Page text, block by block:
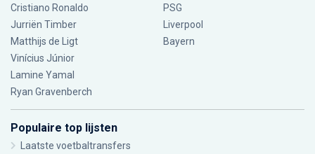
Cristiano Ronaldo
Jurriën Timber
Matthijs de Ligt
Vinícius Júnior
Lamine Yamal
Ryan Gravenberch
PSG
Liverpool
Bayern
Populaire top lijsten
Laatste voetbaltransfers